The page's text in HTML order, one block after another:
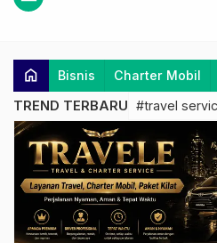
home Bisnis Charter Mobil
TREND TERBARU #travel